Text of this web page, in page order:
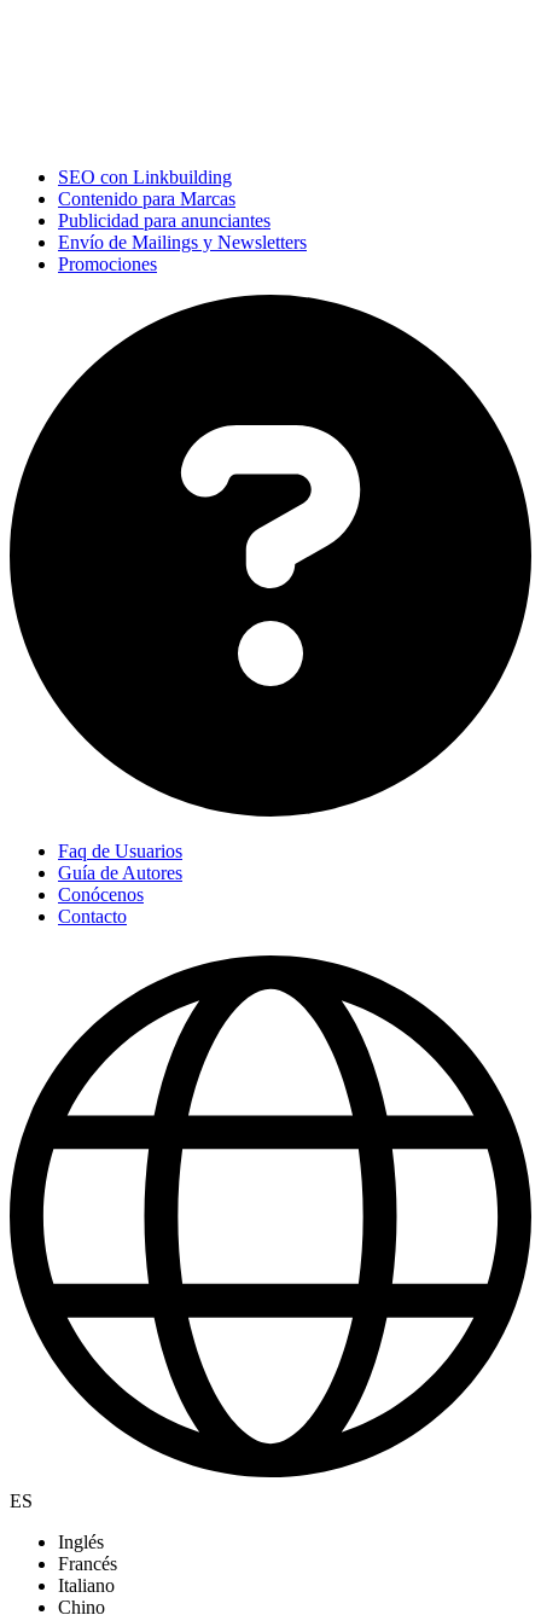
SEO con Linkbuilding
Contenido para Marcas
Publicidad para anunciantes
Envío de Mailings y Newsletters
Promociones
Faq de Usuarios
Guía de Autores
Conócenos
Contacto
ES
Inglés
Francés
Italiano
Chino